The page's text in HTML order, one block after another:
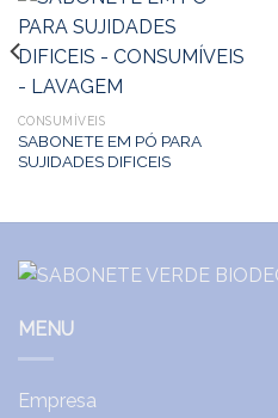
CONSUMÍVEIS
SABONETE EM PÓ PARA
SUJIDADES DIFICEIS
MENU
Empresa